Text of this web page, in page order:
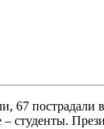
67 пострадали
студенты.